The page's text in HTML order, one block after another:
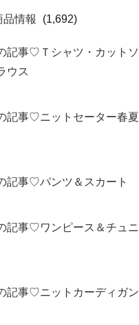
品情報 (1,692)
記事♡Ｔシャツ・カットソ
ウス
記事♡ニットセーター春夏
記事♡パンツ＆スカート
記事♡ワンピース＆チュニ
記事♡ニットカーディガン